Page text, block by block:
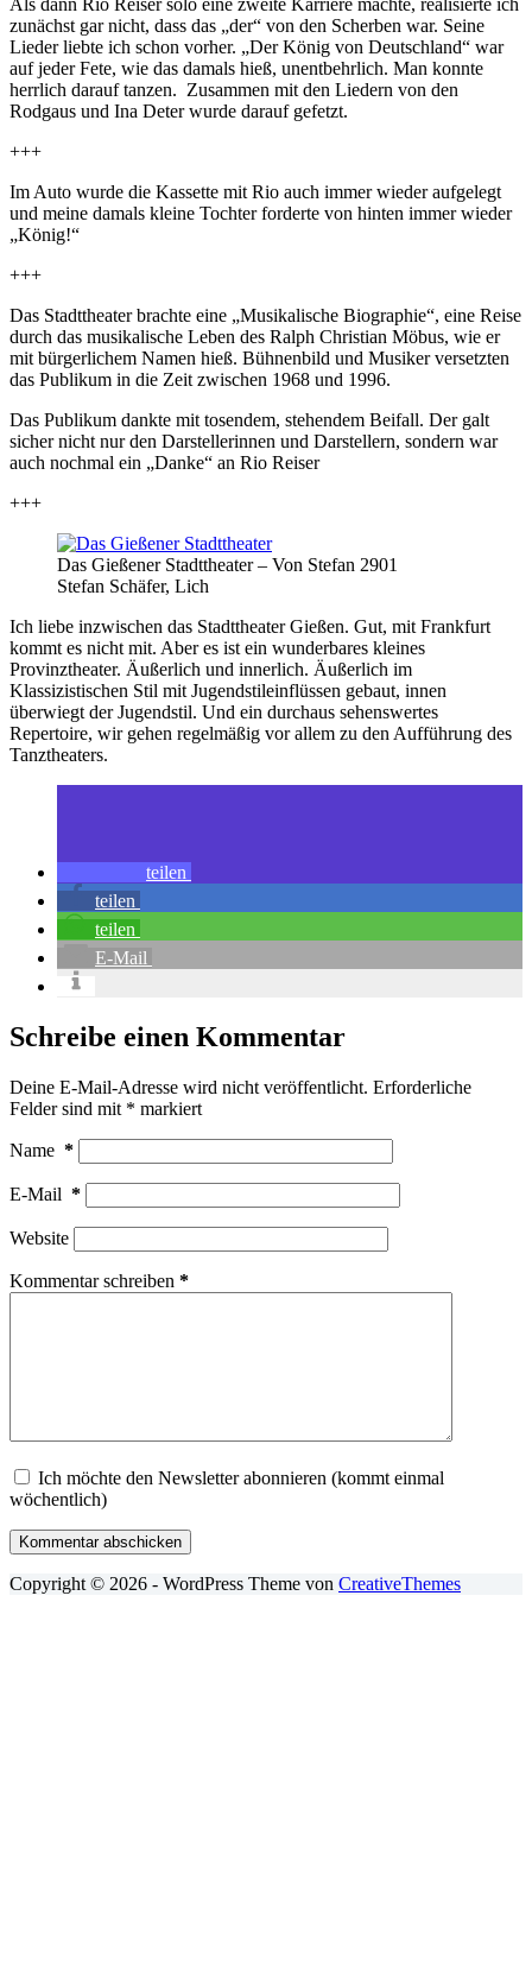
zunächst gar nicht, dass das „der“ von den Scherben war. Seine
Lieder liebte ich schon vorher. „Der König von Deutschland“ war
auf jeder Fete, wie das damals hieß, unentbehrlich. Man konnte
herrlich darauf tanzen. Zusammen mit den Liedern von den
Rodgaus und Ina Deter wurde darauf gefetzt.
+++
Im Auto wurde die Kassette mit Rio auch immer wieder aufgelegt
und meine damals kleine Tochter forderte von hinten immer wieder
„König!“
+++
Das Stadttheater brachte eine „Musikalische Biographie“, eine Reise
durch das musikalische Leben des Ralph Christian Möbus, wie er
mit bürgerlichem Namen hieß. Bühnenbild und Musiker versetzten
das Publikum in die Zeit zwischen 1968 und 1996.
Das Publikum dankte mit tosendem, stehendem Beifall. Der galt
sicher nicht nur den Darstellerinnen und Darstellern, sondern war
auch nochmal ein „Danke“ an Rio Reiser
+++
Das Gießener Stadttheater – Von Stefan 2901
Stefan Schäfer, Lich
Ich liebe inzwischen das Stadttheater Gießen. Gut, mit Frankfurt
kommt es nicht mit. Aber es ist ein wunderbares kleines
Provinztheater. Äußerlich und innerlich. Äußerlich im
Klassizistischen Stil mit Jugendstileinflüssen gebaut, innen
überwiegt der Jugendstil. Und ein durchaus sehenswertes
Repertoire, wir gehen regelmäßig vor allem zu den Aufführung des
Tanztheaters.
teilen
teilen
teilen
E-Mail
Schreibe einen Kommentar
Deine E-Mail-Adresse wird nicht veröffentlicht. Erforderliche
Felder sind mit * markiert
Name *
E-Mail *
Website
Kommentar schreiben *
Ich möchte den Newsletter abonnieren (kommt einmal
wöchentlich)
Kommentar abschicken
Copyright © 2026 - WordPress Theme von CreativeThemes